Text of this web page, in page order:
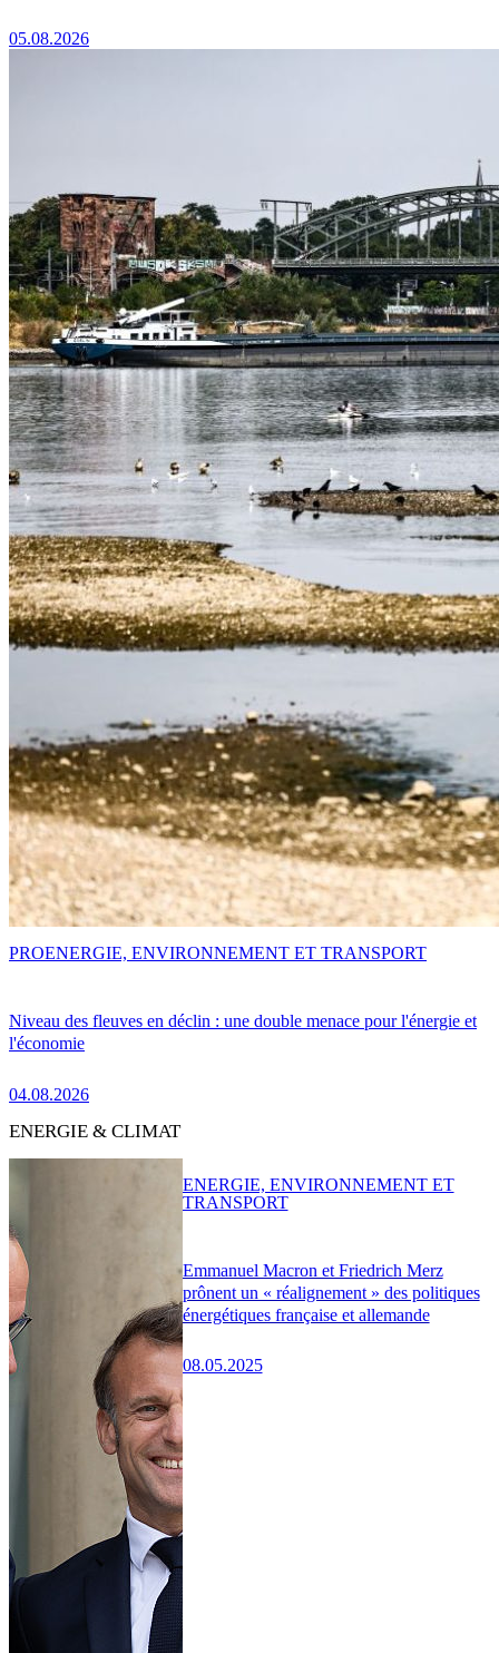
05.08.2026
Niveau des fleuves en déclin : une double menace pour l'énergie et
l'économie
04.08.2026
PROENERGIE, ENVIRONNEMENT ET TRANSPORT
ENERGIE & CLIMAT
Emmanuel Macron et Friedrich Merz
prônent un « réalignement » des politiques
énergétiques française et allemande
08.05.2025
ENERGIE, ENVIRONNEMENT ET
TRANSPORT